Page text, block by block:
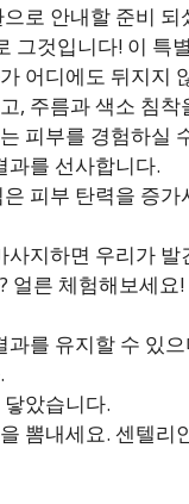
로 안내할 준비
그것입니다! 이 특
어디에도 뒤지지
, 주름과 색소 침
피부를 경험하실
과를 선사합니다.
피부 탄력을 증
지하면 우리가
얼른 체험해보세
를 유지할 수 있
았습니다.
뽐내세요. 센텔